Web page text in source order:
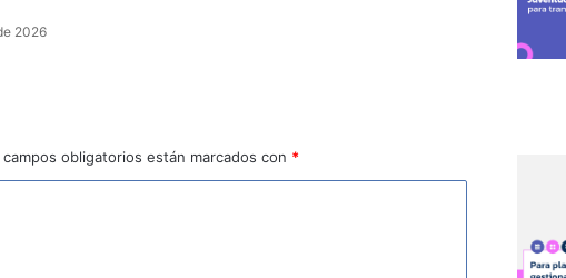
2026
campos obligatorios están marcados con *